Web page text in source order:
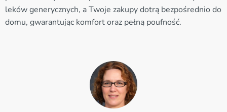
leków generycznych, a Twoje zakupy dotrą bezpośrednio do
domu, gwarantując komfort oraz pełną poufność.